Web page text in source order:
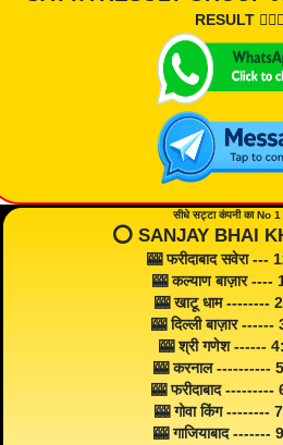
RESULT
सीधे सट्टा कंपनी का No 1
⭕️ SANJAY BHAI
🎰 फरीदाबाद सवेरा ---
🎰 कल्याण बाज़ार ----
🎰 खाटू धाम --------
🎰 दिल्ली बाज़ार
🎰 श्री गणेश ------
🎰 करनाल ----------
🎰 फरीदाबाद
🎰 गोवा किंग --------
🎰 गाजियाबाद -------